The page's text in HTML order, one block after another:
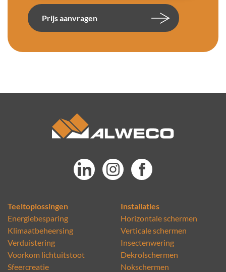
Prijs aanvragen
Teeltoplossingen
Energiebesparing
Klimaatbeheersing
Verduistering
Voorkom lichtuitstoot
Sfeercreatie
Installaties
Horizontale schermen
Verticale schermen
Insectenwering
Dekrolschermen
Nokschermen